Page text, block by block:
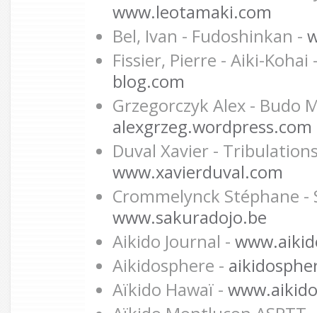
www.leotamaki.com
Bel, Ivan - Fudoshinkan -
Fissier, Pierre - Aiki-Kohai
blog.com
Grzegorczyk Alex - Budo
alexgrzeg.wordpress.com
Duval Xavier -
www.xavierduval.com
Crommelynck Stéphane -
www.sakuradojo.be
Aikido Journal -
Aikidosphere -
Aïkido Hawaï -